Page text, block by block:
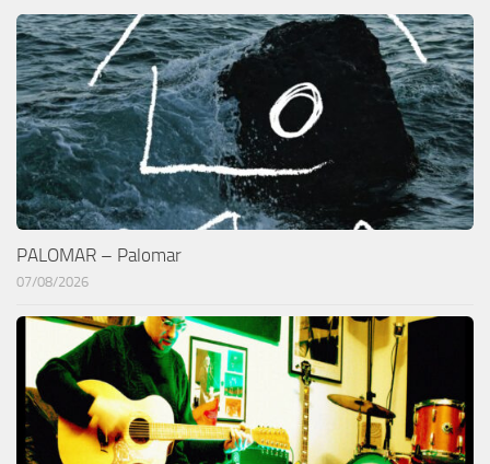
PALOMAR – Palomar
07/08/2026